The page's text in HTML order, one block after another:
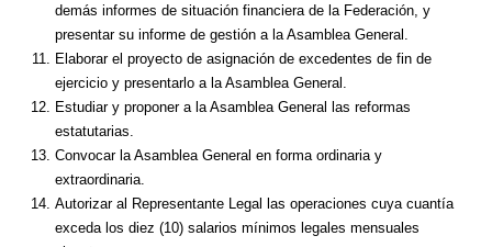
demás informes de situación financiera de la Federación, y
presentar su informe de gestión a la Asamblea General.
Elaborar el proyecto de asignación de excedentes de fin de
ejercicio y presentarlo a la Asamblea General.
Estudiar y proponer a la Asamblea General las reformas
estatutarias.
Convocar la Asamblea General en forma ordinaria y
extraordinaria.
Autorizar al Representante Legal las operaciones cuya cuantía
exceda los diez (10) salarios mínimos legales mensuales